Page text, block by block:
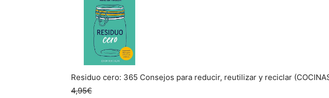
Residuo cero: 365 Consejos para reducir, reutilizar y reciclar
4,95€